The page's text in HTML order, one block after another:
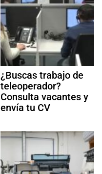
¿Buscas trabajo de
teleoperador?
Consulta vacantes y
envía tu CV